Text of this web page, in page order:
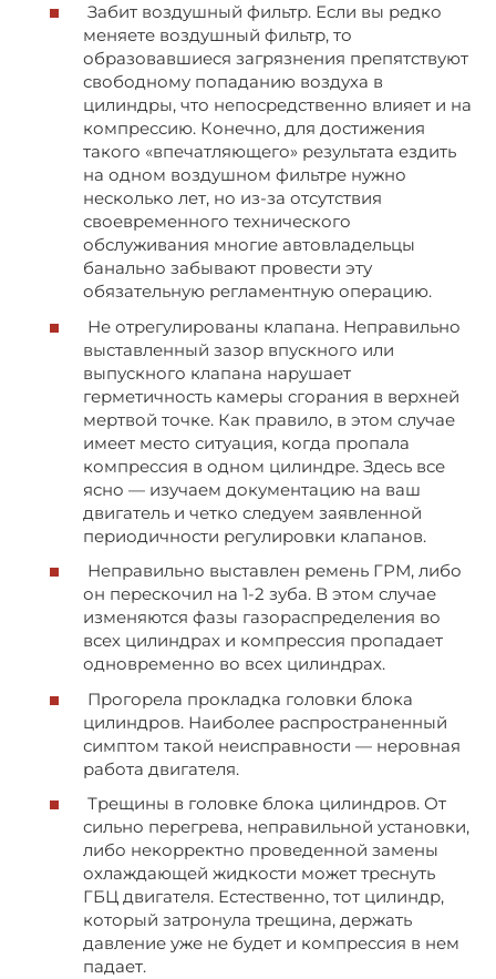
Забит воздушный фильтр. Если вы редко
меняете воздушный фильтр, то
образовавшиеся загрязнения препятствуют
свободному попаданию воздуха в
цилиндры, что непосредственно влияет и на
компрессию. Конечно, для достижения
такого «впечатляющего» результата ездить
на одном воздушном фильтре нужно
несколько лет, но из-за отсутствия
своевременного технического
обслуживания многие автовладельцы
банально забывают провести эту
обязательную регламентную операцию.
Не отрегулированы клапана. Неправильно
выставленный зазор впускного или
выпускного клапана нарушает
герметичность камеры сгорания в верхней
мертвой точке. Как правило, в этом случае
имеет место ситуация, когда пропала
компрессия в одном цилиндре. Здесь все
ясно — изучаем документацию на ваш
двигатель и четко следуем заявленной
периодичности регулировки клапанов.
Неправильно выставлен ремень ГРМ, либо
он перескочил на 1-2 зуба. В этом случае
изменяются фазы газораспределения во
всех цилиндрах и компрессия пропадает
одновременно во всех цилиндрах.
Прогорела прокладка головки блока
цилиндров. Наиболее распространенный
симптом такой неисправности — неровная
работа двигателя.
Трещины в головке блока цилиндров. От
сильно перегрева, неправильной установки,
либо некорректно проведенной замены
охлаждающей жидкости может треснуть
ГБЦ двигателя. Естественно, тот цилиндр,
который затронула трещина, держать
давление уже не будет и компрессия в нем
падает.